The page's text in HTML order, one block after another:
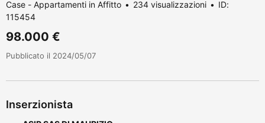
Case - Appartamenti in Affitto 234 visualizzazioni
ID:
115454
98.000 €
Pubblicato il 2024/05/07
Inserzionista